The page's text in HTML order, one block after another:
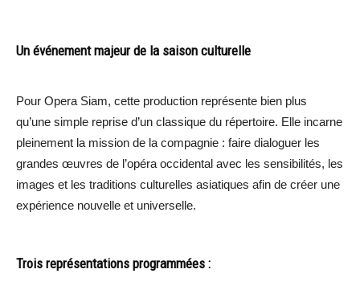
Un événement majeur de la saison culturelle
Pour Opera Siam, cette production représente bien plus
qu’une simple reprise d’un classique du répertoire. Elle incarne
pleinement la mission de la compagnie : faire dialoguer les
grandes œuvres de l’opéra occidental avec les sensibilités, les
images et les traditions culturelles asiatiques afin de créer une
expérience nouvelle et universelle.
Trois représentations programmées :